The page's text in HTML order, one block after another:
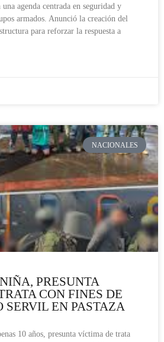
agenda centrada en seguridad y
armados. Anunció la creación del
para reforzar la respuesta a
NACIONALES
PRESUNTA
CON FINES DE
EN PASTAZA
10 años, presunta víctima de trata